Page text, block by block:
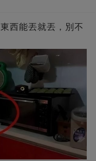
西能丟就丟，別不